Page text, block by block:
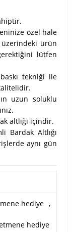
özel hale
ürün
lütfen
tekniği ile
uzun soluklu
altlığı içindir.
Bardak Altlığı
aynı gün
hediye ,
hediye